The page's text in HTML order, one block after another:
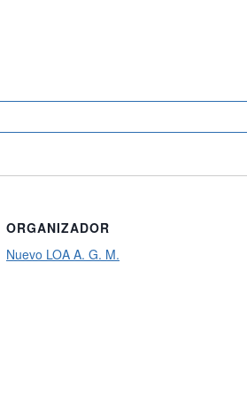
ORGANIZADOR
Nuevo LOA A. G. M.